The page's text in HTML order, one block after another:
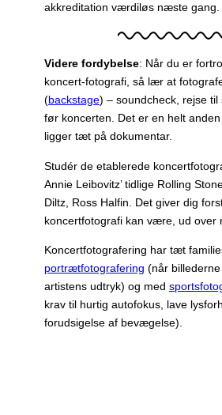
akkreditation værdiløs næste gang.
Videre fordybelse: Når du er
koncert-fotografi, så lær at
(backstage) – soundcheck, rejse
før koncerten. Det er en helt
ligger tæt på dokumentar.
Studér de etablerede
Annie Leibovitz’ tidlige Rolling
Diltz, Ross Halfin. Det giver dig
koncertfotografi kan være, ud over
Koncertfotografering har tæt
portrætfotografering (når
artistens udtryk) og med
krav til hurtig autofokus, lave
forudsigelse af bevægelse).